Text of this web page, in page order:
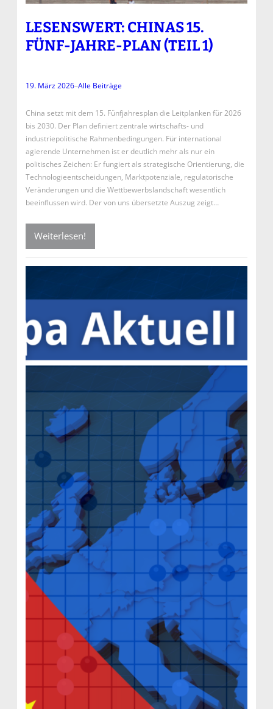
LESENSWERT: CHINAS 15.
FÜNF-JAHRE-PLAN (TEIL 1)
19. März 2026–Alle Beiträge
China setzt mit dem 15. Fünfjahresplan die Leitplanken für 2026
bis 2030. Der Plan definiert zentrale wirtschafts- und
industriepolitische Rahmenbedingungen. Für international
agierende Unternehmen ist er deutlich mehr als nur ein
politisches Zeichen: Er fungiert als strategische Orientierung, die
Technologieentscheidungen, Marktpotenziale, regulatorische
Veränderungen und die Wettbewerbslandschaft wesentlich
beeinflussen wird. Der von uns übersetzte Auszug zeigt…
Weiterlesen!